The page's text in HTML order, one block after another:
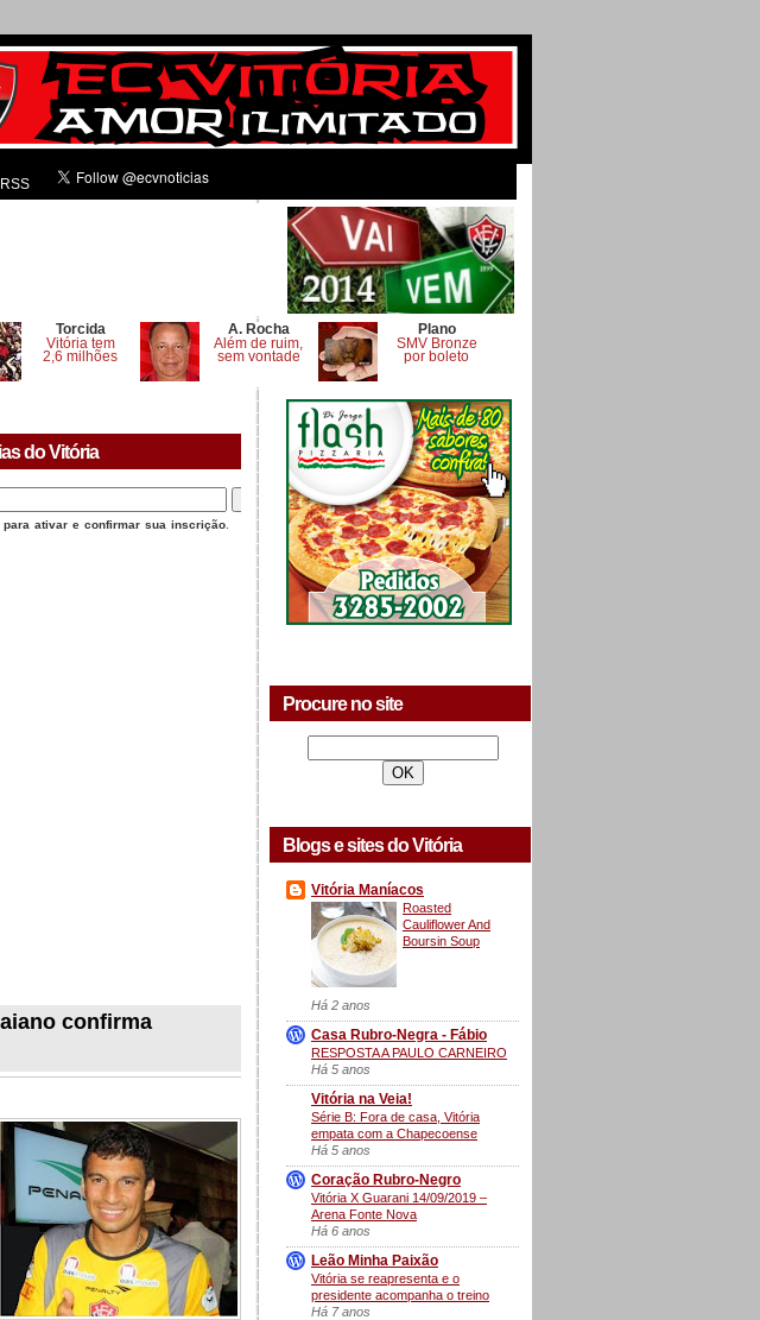
RSS
Torcida
Vitória tem
2,6 milhões
A. Rocha
Além de ruim,
sem vontade
Plano
SMV Bronze
por boleto
do Vitória
ativar e confirmar sua inscrição
confirma
Procure no site
Blogs e sites do Vitória
Vitória Maníacos
Roasted
Cauliflower And
Boursin Soup
Há 2 anos
Casa Rubro-Negra - Fábio
RESPOSTA A PAULO CARNEIRO
Há 5 anos
Vitória na Veia!
Série B: Fora de casa, Vitória
empata com a Chapecoense
Há 5 anos
Coração Rubro-Negro
Vitória X Guarani 14/09/2019 –
Arena Fonte Nova
Há 6 anos
Leão Minha Paixão
Vitória se reapresenta e o
presidente acompanha o treino
Há 7 anos